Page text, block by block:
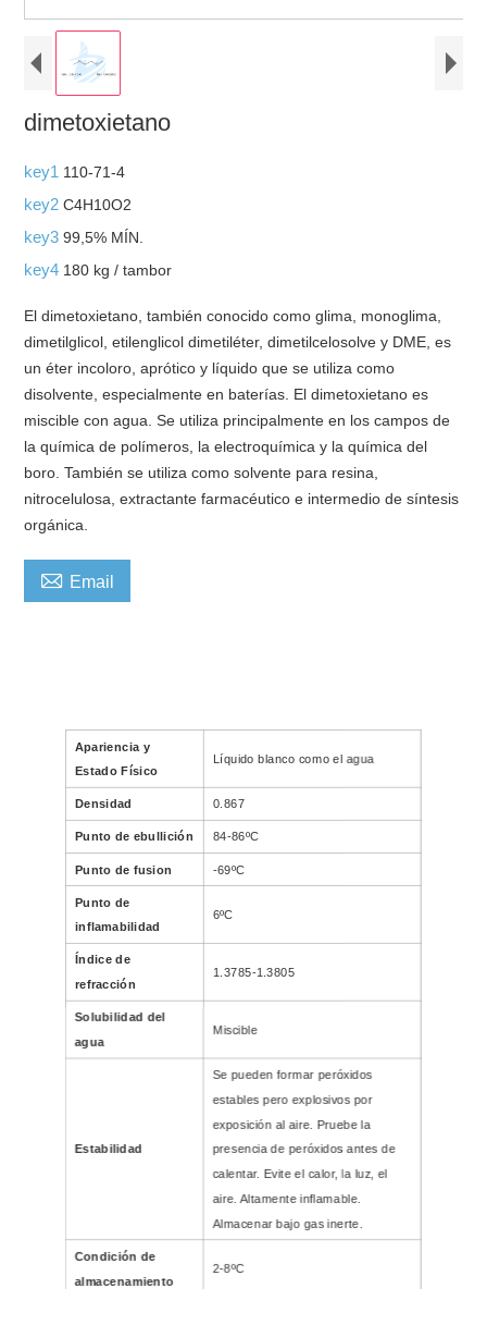
dimetoxietano
key1 110-71-4
key2C4H10O2
key399,5% MÍN.
key4 180 kg / tambor
El dimetoxietano, también conocido como glima, monoglima,
dimetilglicol, etilenglicol dimetiléter, dimetilcelosolve y DME, es
un éter incoloro, aprótico y líquido que se utiliza como
disolvente, especialmente en baterías. El dimetoxietano es
miscible con agua. Se utiliza principalmente en los campos de
la química de polímeros, la electroquímica y la química del
boro. También se utiliza como solvente para resina,
nitrocelulosa, extractante farmacéutico e intermedio de síntesis
orgánica.
 Email
Apariencia y
Estado Físico
Líquido blanco como el agua
Densidad 0.867
Punto de ebullición 84-86ºC
Punto de fusion -69ºC
Punto de
inflamabilidad
6ºC
Índice de
refracción
1.3785-1.3805
Solubilidad del
agua
Miscible
Estabilidad
Se pueden formar peróxidos
estables pero explosivos por
exposición al aire. Pruebe la
presencia de peróxidos antes de
calentar. Evite el calor, la luz, el
aire. Altamente inflamable.
Almacenar bajo gas inerte.
Condición de
almacenamiento
2-8ºC